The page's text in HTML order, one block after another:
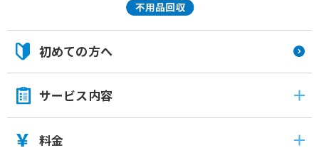
初めての方へ
サービス内容
料金